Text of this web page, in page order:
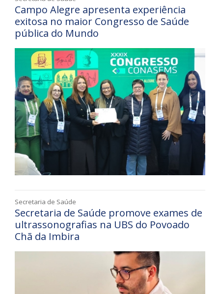
Campo Alegre apresenta experiência
exitosa no maior Congresso de Saúde
pública do Mundo
Secretaria de Saúde
Secretaria de Saúde promove exames de
ultrassonografias na UBS do Povoado
Chã da Imbira